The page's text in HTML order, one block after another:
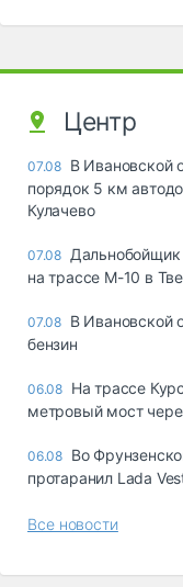
Центр
07.08 В Ивановской
порядок 5 км
Кулачево
07.08
на трассе М-10 в
07.08 В Ивановской
бензин
06.08 На трассе
метровый мост
06.08 Во
протаранил Lada
Все новости